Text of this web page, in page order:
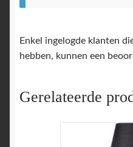
Enkel ingelogde klanten
hebben, kunnen een
Gerelateerde